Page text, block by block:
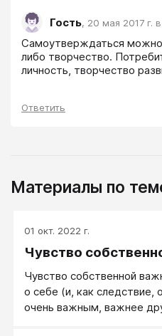
Гость, 20 мая 2017 г.
Самоутверждаться можно
либо творчество.
личность, творчество
Ответить
Материалы по
01 окт. 2022 г.
Чувство
Чувство собственной
о себе (и, как
очень важным, важнее